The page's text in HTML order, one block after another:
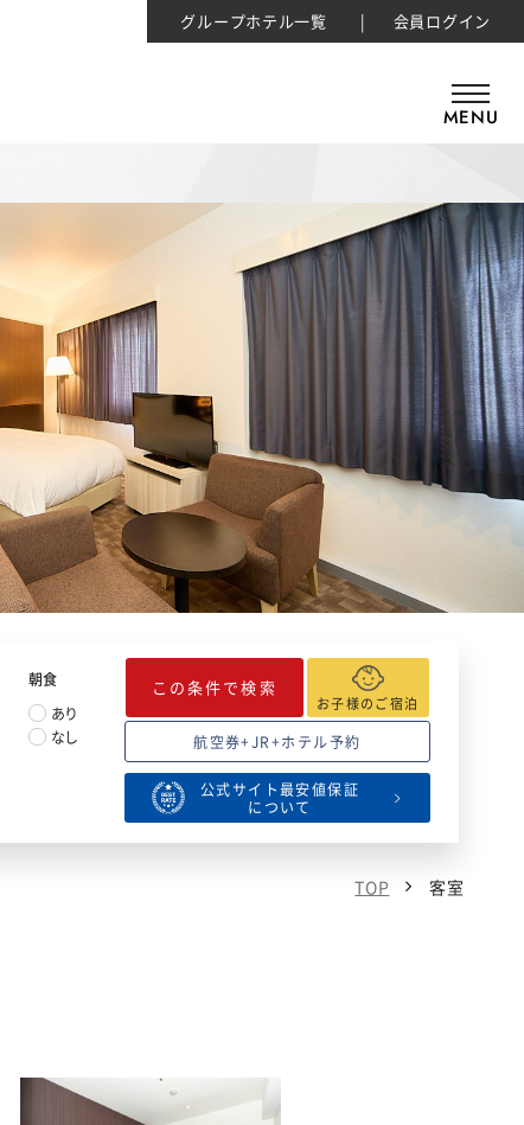
MENU
グループホテル一覧 会員ログイン
朝食
あり
なし
この条件で検索
お子様のご宿泊
航空券+JR+ホテル予約
公式サイト最安値保証
について
TOP 客室